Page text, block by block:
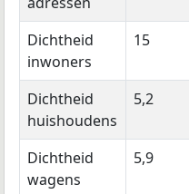
Dichtheid
inwoners
15
Dichtheid
huishoudens
5,2
Dichtheid
wagens
5,9